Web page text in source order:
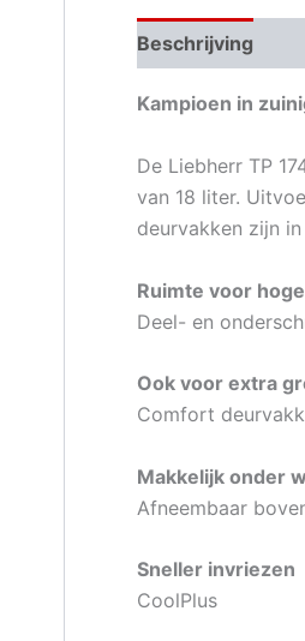
Beschrijving
Kampioen in
De Liebherr TP
van 18 liter.
deurvakken zijn
Ruimte voor
Deel- en
Ook voor extra
Comfort
Makkelijk onder
Afneembaar
Sneller invriezen
CoolPlus